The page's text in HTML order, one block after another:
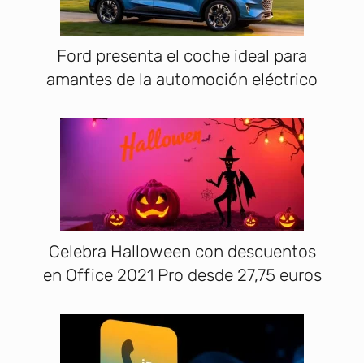
Ford presenta el coche ideal para
amantes de la automoción eléctrico
Celebra Halloween con descuentos
en Office 2021 Pro desde 27,75 euros